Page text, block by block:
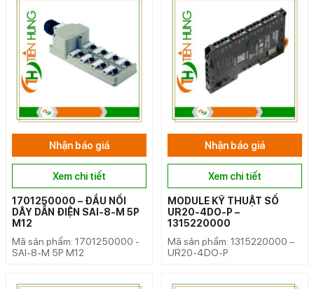
Nhận báo giá
Xem chi tiết
1701250000 – ĐẦU NỐI
DÂY DẪN ĐIỆN SAI-8-M 5P
M12
Mã sản phẩm: 1701250000 -
SAI-8-M 5P M12
Nhận báo giá
Xem chi tiết
MODULE KỸ THUẬT SỐ
UR20-4DO-P –
1315220000
Mã sản phẩm: 1315220000 –
UR20-4DO-P